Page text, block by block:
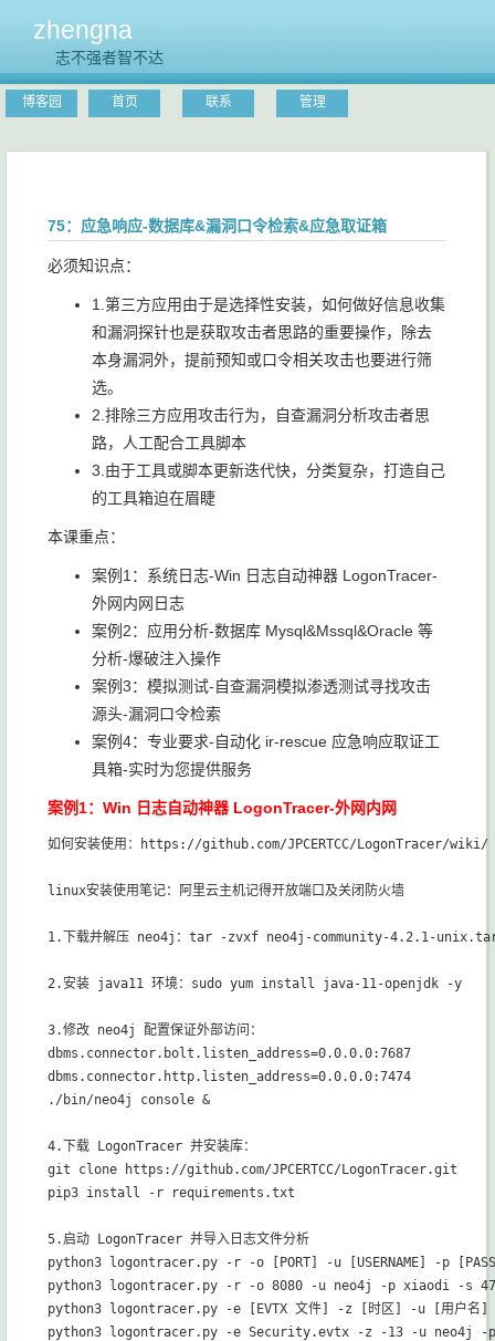
zhengna
志不强者智不达
博客园 首页 联系 管理
75：应急响应-数据库&漏洞口令检索&应急取证箱
必须知识点：
1.第三方应用由于是选择性安装，如何做好信息收集
和漏洞探针也是获取攻击者思路的重要操作，除去
本身漏洞外，提前预知或口令相关攻击也要进行筛
选。
2.排除三方应用攻击行为，自查漏洞分析攻击者思
路，人工配合工具脚本
3.由于工具或脚本更新迭代快，分类复杂，打造自己
的工具箱迫在眉睫
本课重点：
案例1：系统日志-Win 日志自动神器 LogonTracer-
外网内网日志
案例2：应用分析-数据库 Mysql&Mssql&Oracle 等
分析-爆破注入操作
案例3：模拟测试-自查漏洞模拟渗透测试寻找攻击
源头-漏洞口令检索
案例4：专业要求-自动化 ir-rescue 应急响应取证工
具箱-实时为您提供服务
案例1：Win 日志自动神器 LogonTracer-外网内网
如何安装使用：https://github.com/JPCERTCC/LogonTracer/
linux安装使用笔记：阿里云主机记得开放端口及关闭防火墙
1.下载并解压 neo4j：tar -zvxf neo4j-community-4.2.1-
2.安装 java11 环境：sudo yum install java-11-openjdk -y
3.修改 neo4j 配置保证外部访问：
dbms.connector.bolt.listen_address=0.0.0.0:7687
dbms.connector.http.listen_address=0.0.0.0:7474
./bin/neo4j console &
4.下载 LogonTracer 并安装库：
git clone https://github.com/JPCERTCC/LogonTracer.git
pip3 install -r requirements.txt
5.启动 LogonTracer 并导入日志文件分析
python3 logontracer.py -r -o [PORT] -u [USERNAME] -p
python3 logontracer.py -r -o 8080 -u neo4j -p xiaodi -s
python3 logontracer.py -e [EVTX 文件] -z [时区] -u [用户
python3 logontracer.py -e Security.evtx -z -13 -u neo4j